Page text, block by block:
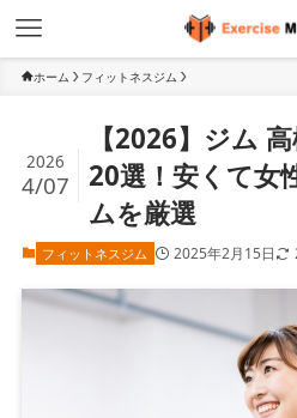
ホーム フィットネスジム
【2026】ジム
20選！安くて女
ムを厳選
2026
4/07
フィットネスジム 2025年2月15日